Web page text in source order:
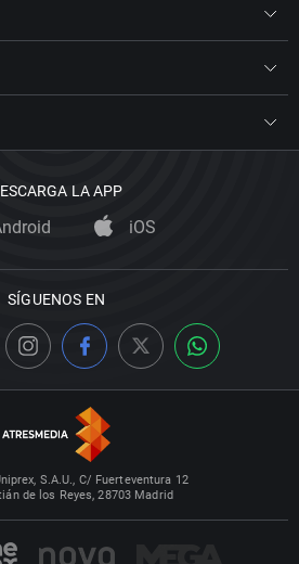
LA APP
iOS
SÍGUENOS EN
S.A.U., C/ Fuerteventura 12
de los Reyes, 28703 Madrid